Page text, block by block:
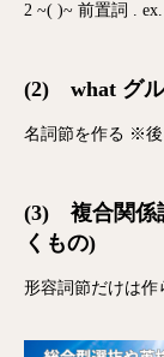
2 ~( )~ 前置詞 .
(2) what グ
名詞節を作る ※後
(3) 複合関係
くもの)
形容詞節だけは作